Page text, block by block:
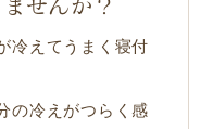
せんか？
冷えてうまく寝付
の冷えがつらく感